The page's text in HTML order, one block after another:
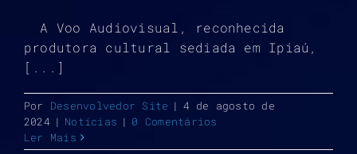
A Voo Audiovisual, reconhecida
produtora cultural sediada em Ipiaú,
[...]
Por Desenvolvedor Site | 4 de agosto de
2024 | Notícias | 0 Comentários
Ler Mais